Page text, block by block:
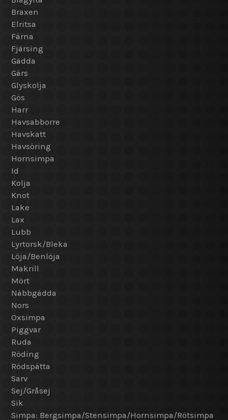
Braxen
Elritsa
Färna
Fjärsing
Gädda
Gärs
Glyskolja
Gös
Harr
Havsabborre
Havskatt
Havsöring
Hornsimpa
Id
Kolja
Knot
Lake
Lax
Lubb
Lyrtorsk/Bleka
Löja/Benlöja
Makrill
Mört
Näbbgädda
Nors
Oxsimpa
Piggvar
Ruda
Röding
Rödspätta
Sarv
Sej/Gråsej
Sik
Simpa: Bergsimpa/Stensimpa/Hornsimpa/Rötsimpa